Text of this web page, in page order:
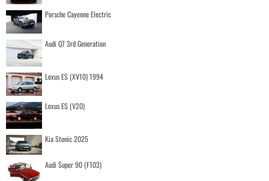
Porsche Cayenne Electric
Audi Q7 3rd Generation
Lexus ES (XV10) 1994
Lexus ES (V20)
Kia Stonic 2025
Audi Super 90 (F103)